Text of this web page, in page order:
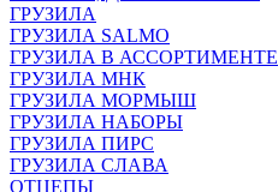
ГРУЗИЛА
ГРУЗИЛА SALMO
ГРУЗИЛА В АССОРТИМЕНТЕ
ГРУЗИЛА МНК
ГРУЗИЛА МОРМЫШ
ГРУЗИЛА НАБОРЫ
ГРУЗИЛА ПИРС
ГРУЗИЛА СЛАВА
ОТЦЕПЫ